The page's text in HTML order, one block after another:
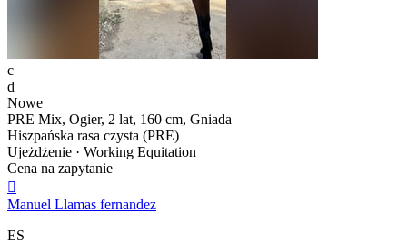
c
d
Nowe
PRE Mix, Ogier, 2 lat, 160 cm, Gniada
Hiszpańska rasa czysta (PRE)
Ujeżdżenie · Working Equitation
Cena na zapytanie

Manuel Llamas fernandez
ES